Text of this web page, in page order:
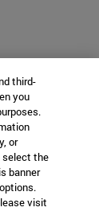
third-
you
or
select the
banner
visit